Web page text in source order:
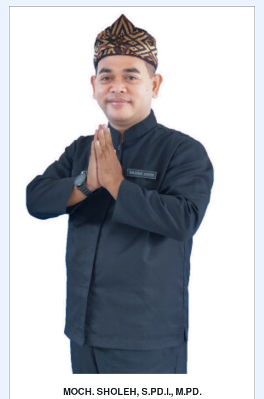
MOCH. SHOLEH, S.PD.I., M.PD.